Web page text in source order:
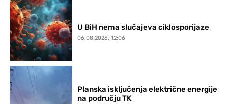
U BiH nema slučajeva ciklosporijaze
06.08.2026. 12:06
Planska isključenja električne energije
na području TK